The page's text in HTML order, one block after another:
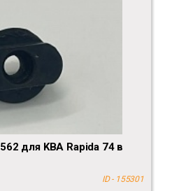
для KBA Rapida 74 в
ID - 155301